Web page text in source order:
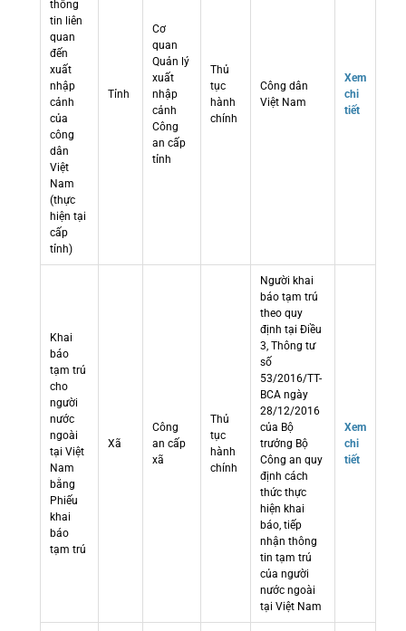
thông
tin liên
quan
đến
xuất
nhập
cảnh
của
công
dân
Việt
Nam
(thực
hiện tại
cấp
tỉnh)
Tỉnh
Cơ
quan
Quản lý
xuất
nhập
cảnh
Công
an cấp
tỉnh
Thủ
tục
hành
chính
Công dân
Việt Nam
Xem
chi
tiết
Khai
báo
tạm trú
cho
người
nước
ngoài
tại Việt
Nam
bằng
Phiếu
khai
báo
tạm trú
Xã
Công
an cấp
xã
Thủ
tục
hành
chính
Người khai
báo tạm trú
theo quy
định tại Điều
3, Thông tư
số
53/2016/TT-
BCA ngày
28/12/2016
của Bộ
trưởng Bộ
Công an quy
định cách
thức thực
hiện khai
báo, tiếp
nhận thông
tin tạm trú
của người
nước ngoài
tại Việt Nam
Xem
chi
tiết